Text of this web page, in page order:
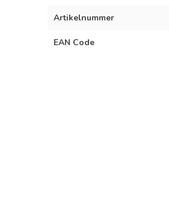
Artikelnummer
EAN Code